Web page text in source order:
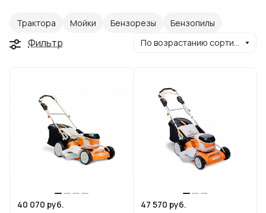
Трактора Мойки Бензорезы Бензопилы
Фильтр По возрастанию сортировки
40 070 руб.
47 570 руб.